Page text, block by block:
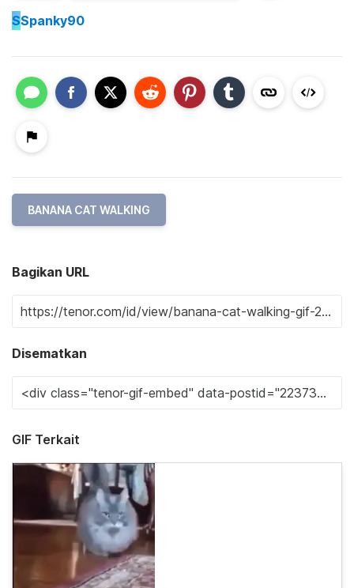
SSpanky90
BANANA CAT WALKING
Bagikan URL
Disematkan
GIF Terkait